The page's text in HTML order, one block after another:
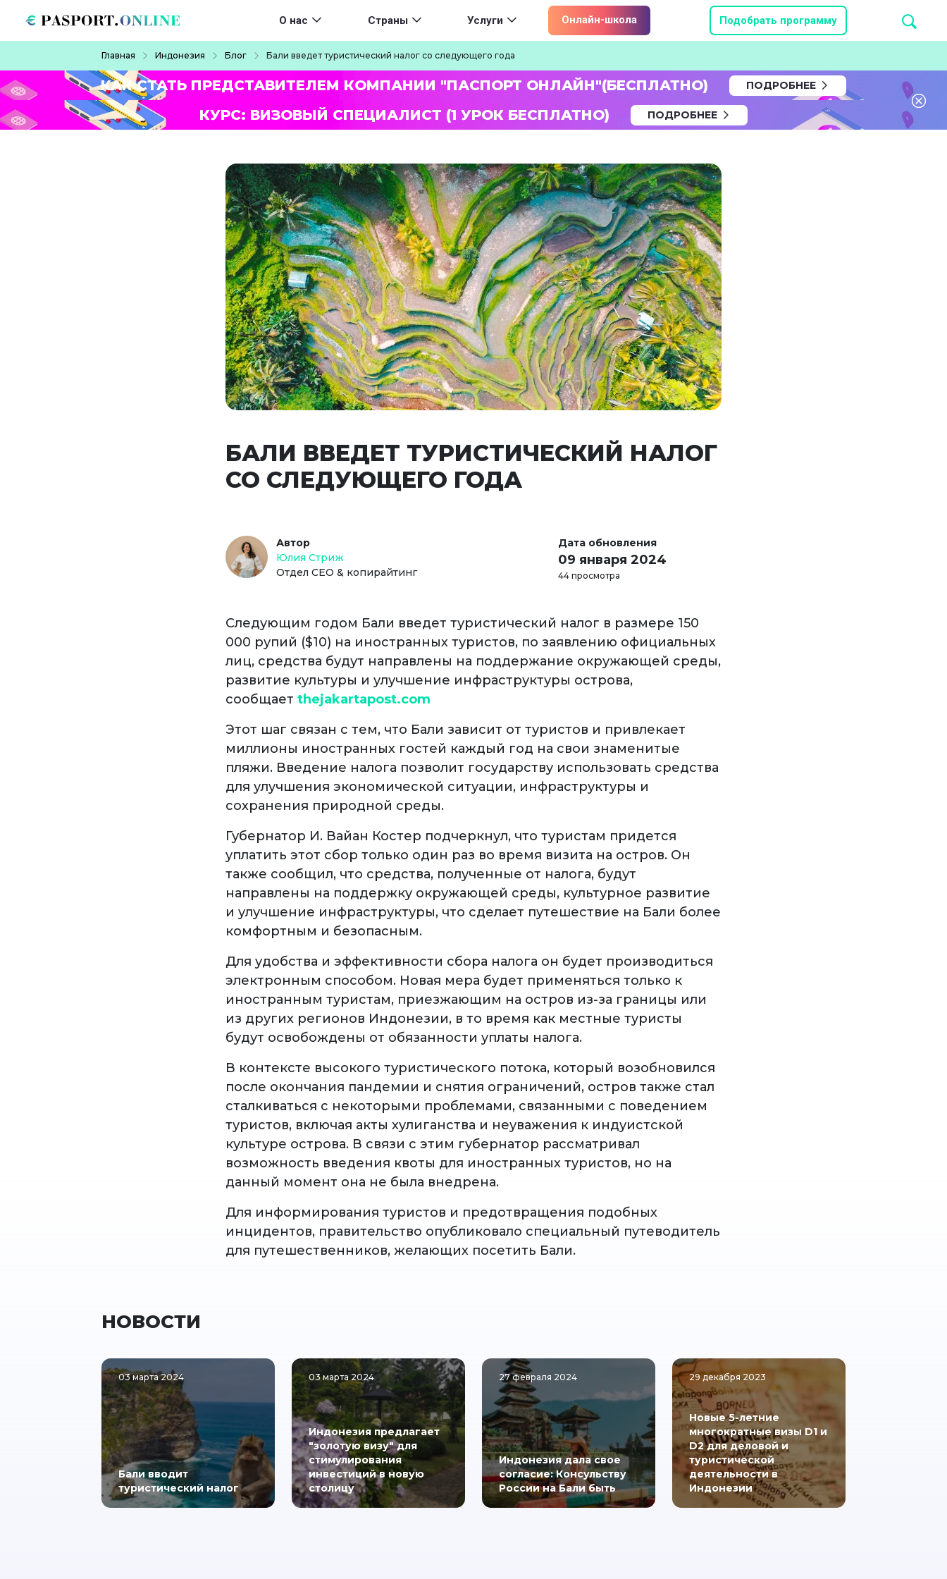
Main navigation
О нас Страны Услуги Онлайн-школа Подобрать программу
Главная Индонезия Блог Бали введет туристический налог со следующего года
КАК СТАТЬ ПРЕДСТАВИТЕЛЕМ КОМПАНИИ "ПАСПОРТ ОНЛАЙН"(БЕСПЛАТНО) ПОДРОБНЕЕ
КУРС: ВИЗОВЫЙ СПЕЦИАЛИСТ (1 УРОК БЕСПЛАТНО) ПОДРОБНЕЕ
БАЛИ ВВЕДЕТ ТУРИСТИЧЕСКИЙ НАЛОГ
СО СЛЕДУЮЩЕГО ГОДА
Автор
Юлия Стриж
Отдел СЕО & копирайтинг
Дата обновления
09 января 2024
44 просмотра
Следующим годом Бали введет туристический налог в размере 150
000 рупий ($10) на иностранных туристов, по заявлению официальных
лиц, средства будут направлены на поддержание окружающей среды,
развитие культуры и улучшение инфраструктуры острова,
сообщает thejakartapost.com
Этот шаг связан с тем, что Бали зависит от туристов и привлекает
миллионы иностранных гостей каждый год на свои знаменитые
пляжи. Введение налога позволит государству использовать средства
для улучшения экономической ситуации, инфраструктуры и
сохранения природной среды.
Губернатор И. Вайан Костер подчеркнул, что туристам придется
уплатить этот сбор только один раз во время визита на остров. Он
также сообщил, что средства, полученные от налога, будут
направлены на поддержку окружающей среды, культурное развитие
и улучшение инфраструктуры, что сделает путешествие на Бали более
комфортным и безопасным.
Для удобства и эффективности сбора налога он будет производиться
электронным способом. Новая мера будет применяться только к
иностранным туристам, приезжающим на остров из-за границы или
из других регионов Индонезии, в то время как местные туристы
будут освобождены от обязанности уплаты налога.
В контексте высокого туристического потока, который возобновился
после окончания пандемии и снятия ограничений, остров также стал
сталкиваться с некоторыми проблемами, связанными с поведением
туристов, включая акты хулиганства и неуважения к индуистской
культуре острова. В связи с этим губернатор рассматривал
возможность введения квоты для иностранных туристов, но на
данный момент она не была внедрена.
Для информирования туристов и предотвращения подобных
инцидентов, правительство опубликовало специальный путеводитель
для путешественников, желающих посетить Бали.
НОВОСТИ
03 марта 2024
Бали вводит
туристический налог
03 марта 2024
Индонезия предлагает
"золотую визу" для
стимулирования
инвестиций в новую
столицу
27 февраля 2024
Индонезия дала свое
согласие: Консульству
России на Бали быть
29 декабря 2023
Новые 5-летние
многократные визы D1 и
D2 для деловой и
туристической
деятельности в
Индонезии